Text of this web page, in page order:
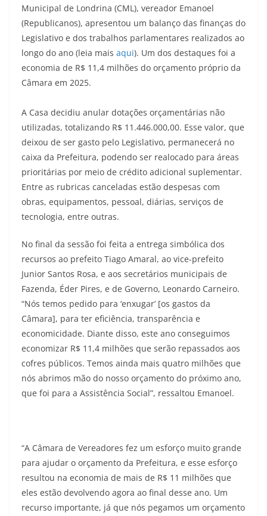
Municipal de Londrina (CML), vereador Emanoel
(Republicanos), apresentou um balanço das finanças do
Legislativo e dos trabalhos parlamentares realizados ao
longo do ano (leia mais aqui). Um dos destaques foi a
economia de R$ 11,4 milhões do orçamento próprio da
Câmara em 2025.
A Casa decidiu anular dotações orçamentárias não
utilizadas, totalizando R$ 11.446.000,00. Esse valor, que
deixou de ser gasto pelo Legislativo, permanecerá no
caixa da Prefeitura, podendo ser realocado para áreas
prioritárias por meio de crédito adicional suplementar.
Entre as rubricas canceladas estão despesas com
obras, equipamentos, pessoal, diárias, serviços de
tecnologia, entre outras.
No final da sessão foi feita a entrega simbólica dos
recursos ao prefeito Tiago Amaral, ao vice-prefeito
Junior Santos Rosa, e aos secretários municipais de
Fazenda, Éder Pires, e de Governo, Leonardo Carneiro.
“Nós temos pedido para ‘enxugar’ [os gastos da
Câmara], para ter eficiência, transparência e
economicidade. Diante disso, este ano conseguimos
economizar R$ 11,4 milhões que serão repassados aos
cofres públicos. Temos ainda mais quatro milhões que
nós abrimos mão do nosso orçamento do próximo ano,
que foi para a Assistência Social”, ressaltou Emanoel.
“A Câmara de Vereadores fez um esforço muito grande
para ajudar o orçamento da Prefeitura, e esse esforço
resultou na economia de mais de R$ 11 milhões que
eles estão devolvendo agora ao final desse ano. Um
recurso importante, já que nós pegamos um orçamento